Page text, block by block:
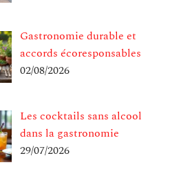
Gastronomie durable et
accords écoresponsables
02/08/2026
Les cocktails sans alcool
dans la gastronomie
29/07/2026